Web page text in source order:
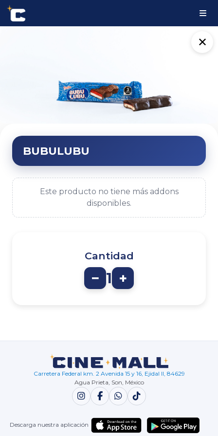
✕
BUBULUBU
Este producto no tiene más addons
disponibles.
Cantidad
− 1 +
Carretera Federal km. 2 Avenida 15 y 16, Ejidal II, 84629
Agua Prieta, Son, México
Descarga nuestra aplicación